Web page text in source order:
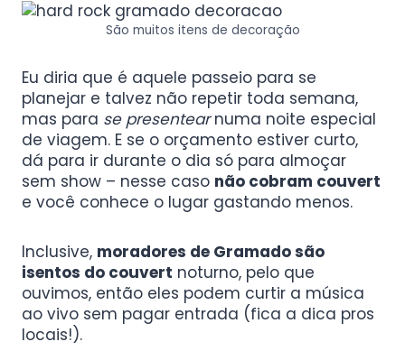
São muitos itens de decoração
Eu diria que é aquele passeio para se
planejar e talvez não repetir toda semana,
mas para se presentearnuma noite especial
de viagem. E se o orçamento estiver curto,
dá para ir durante o dia só para almoçar
sem show – nesse caso não cobram couvert
e você conhece o lugar gastando menos.
Inclusive, moradores de Gramado são
isentos do couvert noturno, pelo que
ouvimos, então eles podem curtir a música
ao vivo sem pagar entrada (fica a dica pros
locais!).